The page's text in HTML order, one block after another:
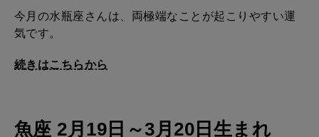
今月の水瓶座さんは、両極端なことが起こりやすい運
気です。
続きはこちらから
魚座 2月19日～3月20日生まれ